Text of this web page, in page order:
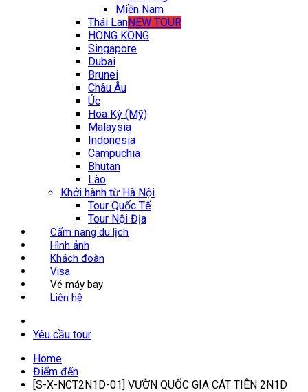
Miền Nam
Thái LanNEW TOUR
HONG KONG
Singapore
Dubai
Brunei
Châu Âu
Úc
Hoa Kỳ (Mỹ)
Malaysia
Indonesia
Campuchia
Bhutan
Lào
Khởi hành từ Hà Nội
Tour Quốc Tế
Tour Nội Địa
Cẩm nang du lịch
Hình ảnh
Khách đoàn
Visa
Vé máy bay
Liên hệ
Yêu cầu tour
Home
Điểm đến
[S-X-NCT2N1D-01] VƯỜN QUỐC GIA CÁT TIÊN 2N1D